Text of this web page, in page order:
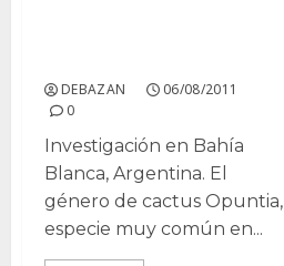
DEBAZAN
06/08/2011
0
Investigación en Bahía
Blanca, Argentina. El
género de cactus Opuntia,
especie muy común en...